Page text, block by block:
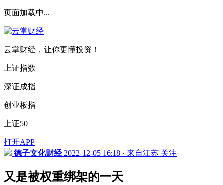
页面加载中...
云掌财经，让你更懂投资！
上证指数
深证成指
创业板指
上证50
打开APP
德子文化财经 2022-12-05 16:18 · 来自江苏 关注
又是被权重绑架的一天